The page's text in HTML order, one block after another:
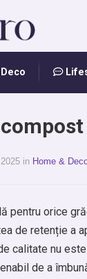
in Home &
pentru orice
de retenție a
calitate nu
de a